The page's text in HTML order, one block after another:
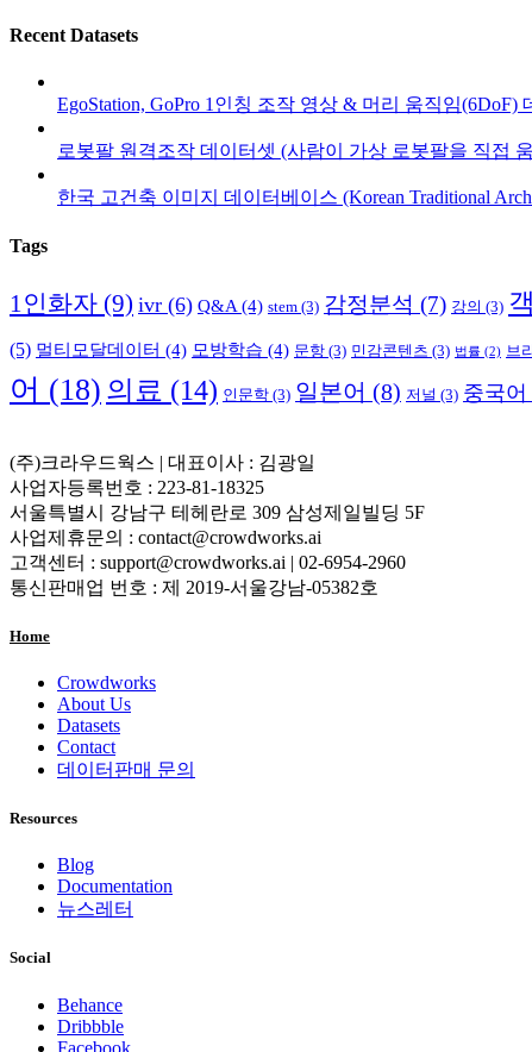
Recent Datasets
EgoStation, GoPro 1인칭 조작 영상 & 머리 움직임(6DoF)
로봇팔 원격조작 데이터셋 (사람이 가상 로봇팔을 직접
한국 고건축 이미지 데이터베이스 (Korean Traditional
Tags
1인화자 (9) ivr (6) Q&A (4) stem (3) 감정분석 (7) 강의 (3)
(5) 멀티모달데이터 (4) 모방학습 (4) 문항 (3) 민감콘텐츠 (3) 법률 (2) 브
어 (18) 의료 (14) 인문학 (3) 일본어 (8) 저널 (3) 중국어
(주)크라우드웍스 | 대표이사 : 김광일
사업자등록번호 : 223-81-18325
서울특별시 강남구 테헤란로 309 삼성제일빌딩 5F
사업제휴문의 : contact@crowdworks.ai
고객센터 : support@crowdworks.ai | 02-6954-2960
통신판매업 번호 : 제 2019-서울강남-05382호
Home
Crowdworks
About Us
Datasets
Contact
데이터판매 문의
Resources
Blog
Documentation
뉴스레터
Social
Behance
Dribbble
Facebook